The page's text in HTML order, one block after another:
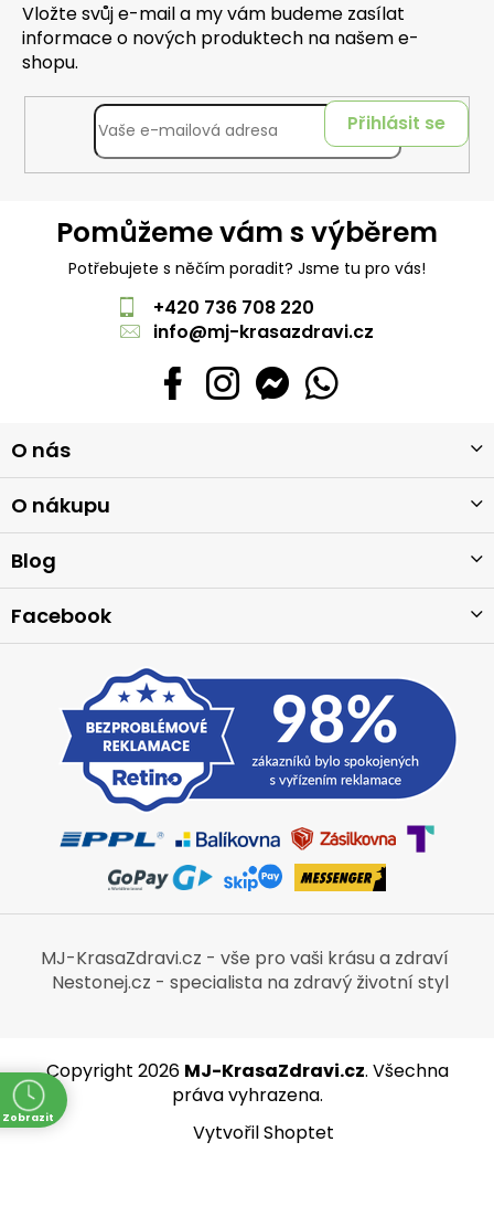
Vložte svůj e-mail a my vám budeme zasílat
informace o nových produktech na našem e-
shopu.
Přihlásit se
Pomůžeme vám s výběrem
Potřebujete s něčím poradit? Jsme tu pro vás!
+420 736 708 220
info@mj-krasazdravi.cz
á
p
a
t
O nás
O nákupu
Blog
Facebook
MJ-KrasaZdravi.cz - vše pro vaši krásu a zdraví
Nestonej.cz - specialista na zdravý životní styl
Vytvořil Shoptet
Copyright 2026 MJ-KrasaZdravi.cz. Všechna
práva vyhrazena.
Zobrazit